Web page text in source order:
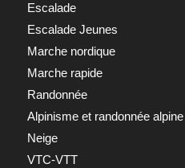
Escalade
Escalade Jeunes
Marche nordique
Marche rapide
Randonnée
Alpinisme et randonnée alpine
Neige
VTC-VTT